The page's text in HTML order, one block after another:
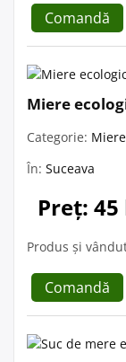
Comandă
Miere
Categorie:
În: Suceava
Preț: 45
Produs și
Comandă